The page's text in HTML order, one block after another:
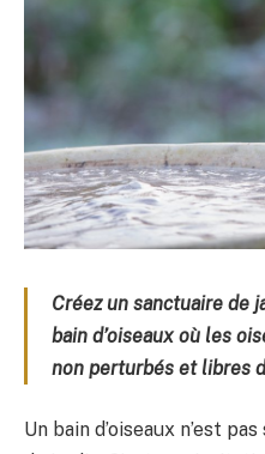
Créez un sanctuaire de
bain d’oiseaux où les
non perturbés et libres
Un bain d’oiseaux n’est